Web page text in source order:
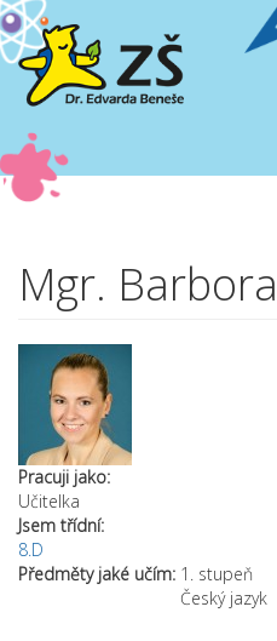
Přejít k hlavnímu obsahu
Mgr.
Pracuji jako:
Učitelka
Jsem třídní:
8.D
Předměty jaké učím: 1. stupeň
Český jazyk